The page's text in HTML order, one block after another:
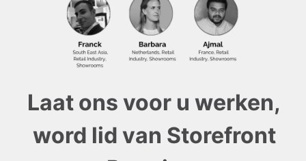
Laat ons voor u werken,
word lid van Storefront